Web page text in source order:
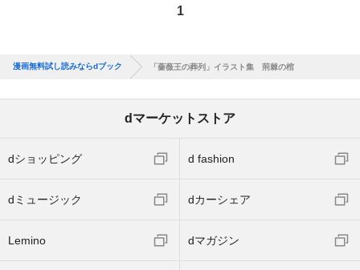
1
漫画無料試し読みならdブック 「薔薇王の葬列」イラスト集 荊棘の棺
dマーケットストア
dショッピング d fashion
dミュージック dカーシェア
Lemino dマガジン